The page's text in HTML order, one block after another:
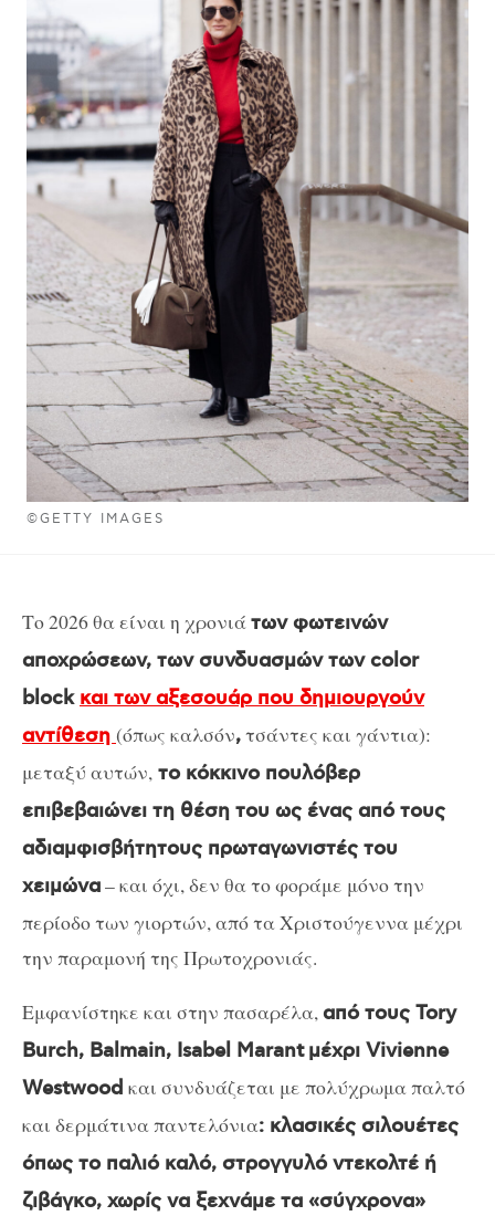
©GETTY IMAGES
Το 2026 θα είναι η χρονιάτων φωτεινών
αποχρώσεων, των συνδυασμών των color
block και των αξεσουάρ που δημιουργούν
αντίθεση (όπως καλσόν,τσάντες και γάντια):
μεταξύ αυτών, το κόκκινο πουλόβερ
επιβεβαιώνει τη θέση του ως ένας από τους
αδιαμφισβήτητους πρωταγωνιστές του
χειμώνα– και όχι, δεν θα το φοράμε μόνο την
περίοδο των γιορτών, από τα Χριστούγεννα μέχρι
την παραμονή της Πρωτοχρονιάς.
Εμφανίστηκε και στην πασαρέλα,από τους Tory
Burch, Balmain, Isabel Marant μέχρι Vivienne
Westwood και συνδυάζεται με πολύχρωμα παλτό
και δερμάτινα παντελόνια: κλασικές σιλουέτες
όπως το παλιό καλό, στρογγυλό ντεκολτέ ή
ζιβάγκο, χωρίς να ξεχνάμε τα «σύγχρονα»